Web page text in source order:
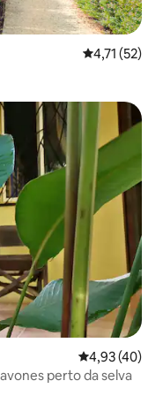
4,71 de uma
4,71 (52)
4,93 de uma
4,93 (40)
perto da selva